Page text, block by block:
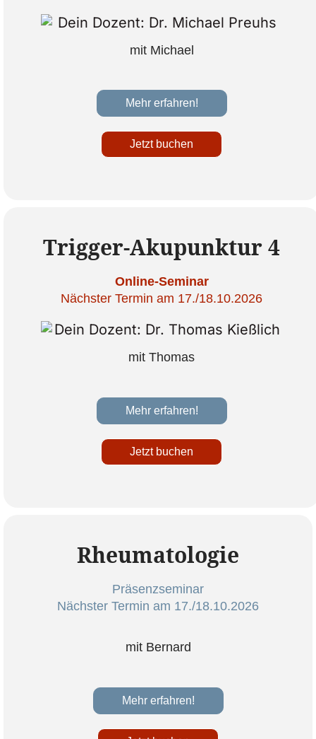
mit Michael
Mehr erfahren!
Jetzt buchen
Trigger-Akupunktur 4
Online-Seminar
Nächster Termin am 17./18.10.2026
mit Thomas
Mehr erfahren!
Jetzt buchen
Rheumatologie
Präsenzseminar
Nächster Termin am 17./18.10.2026
mit Bernard
Mehr erfahren!